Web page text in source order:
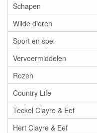
Schapen
Wilde dieren
Sport en spel
Vervoermiddelen
Rozen
Country Life
Teckel Clayre & Eef
Hert Clayre & Eef